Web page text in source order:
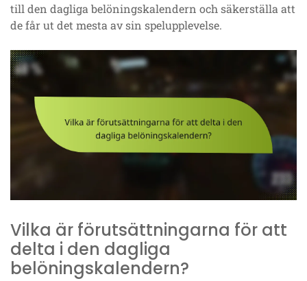
till den dagliga belöningskalendern och säkerställa att
de får ut det mesta av sin spelupplevelse.
Vilka är förutsättningarna för att
delta i den dagliga
belöningskalendern?